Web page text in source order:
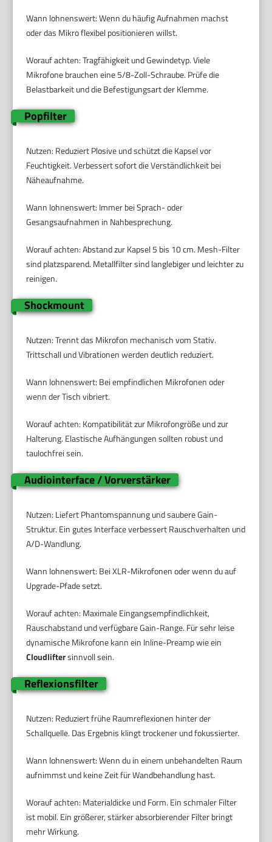
Wann lohnenswert: Wenn du häufig Aufnahmen machst
oder das Mikro flexibel positionieren willst.
Worauf achten: Tragfähigkeit und Gewindetyp. Viele
Mikrofone brauchen eine 5/8-Zoll-Schraube. Prüfe die
Belastbarkeit und die Befestigungsart der Klemme.
Popfilter
Nutzen: Reduziert Plosive und schützt die Kapsel vor
Feuchtigkeit. Verbessert sofort die Verständlichkeit bei
Näheaufnahme.
Wann lohnenswert: Immer bei Sprach- oder
Gesangsaufnahmen in Nahbesprechung.
Worauf achten: Abstand zur Kapsel 5 bis 10 cm. Mesh-Filter
sind platzsparend. Metallfilter sind langlebiger und leichter zu
reinigen.
Shockmount
Nutzen: Trennt das Mikrofon mechanisch vom Stativ.
Trittschall und Vibrationen werden deutlich reduziert.
Wann lohnenswert: Bei empfindlichen Mikrofonen oder
wenn der Tisch vibriert.
Worauf achten: Kompatibilität zur Mikrofongröße und zur
Halterung. Elastische Aufhängungen sollten robust und
taulochfrei sein.
Audiointerface / Vorverstärker
Nutzen: Liefert Phantomspannung und saubere Gain-
Struktur. Ein gutes Interface verbessert Rauschverhalten und
A/D-Wandlung.
Wann lohnenswert: Bei XLR-Mikrofonen oder wenn du auf
Upgrade-Pfade setzt.
Worauf achten: Maximale Eingangsempfindlichkeit,
Rauschabstand und verfügbare Gain-Range. Für sehr leise
dynamische Mikrofone kann ein Inline-Preamp wie ein
Cloudliftersinnvoll sein.
Reflexionsfilter
Nutzen: Reduziert frühe Raumreflexionen hinter der
Schallquelle. Das Ergebnis klingt trockener und fokussierter.
Wann lohnenswert: Wenn du in einem unbehandelten Raum
aufnimmst und keine Zeit für Wandbehandlung hast.
Worauf achten: Materialdicke und Form. Ein schmaler Filter
ist mobil. Ein größerer, stärker absorbierender Filter bringt
mehr Wirkung.